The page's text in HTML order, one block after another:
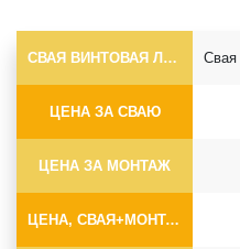
СВАЯ ВИНТОВАЯ ЛОПАСТНАЯ Ф73*5.5
ЦЕНА ЗА СВАЮ
ЦЕНА ЗА МОНТАЖ
ЦЕНА, СВАЯ+МОНТАЖ (БЕЗ ОГОЛОВКА)